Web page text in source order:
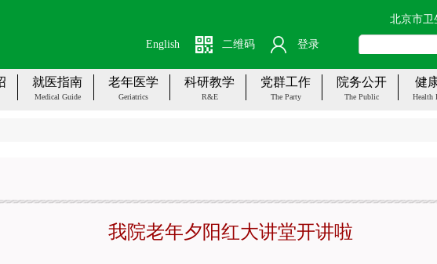
北京市卫
二维码 登录
English
就医指南
Medical Guide
老年医学
Geriatrics
科研教学
R&E
党群工作
The Party
院务公开
The Public
健
Health
我院老年夕阳红大讲堂开讲啦